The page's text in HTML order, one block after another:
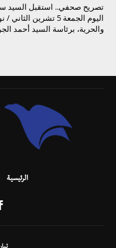
تصريح صحفي.. استقبل السيد
والحرية، برئاسة السيد أحمد
الرئيسية